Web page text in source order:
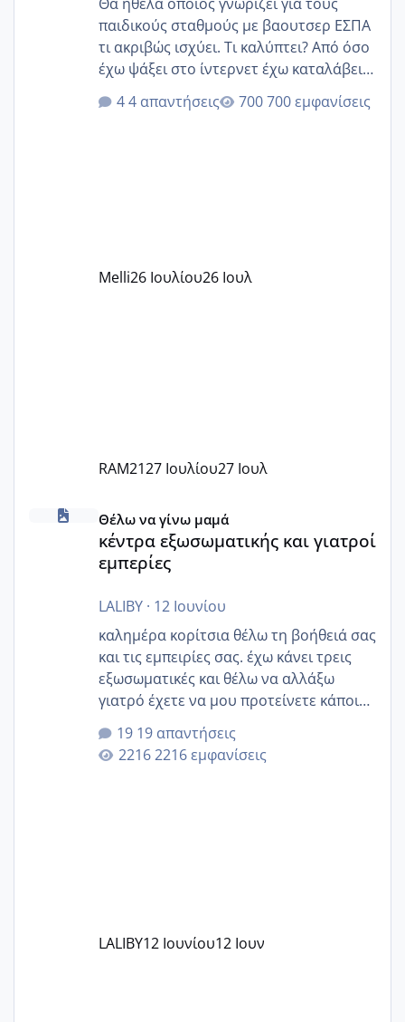
παιδικούς σταθμούς με βαουτσερ ΕΣΠΑ
τι ακριβώς ισχύει. Τι καλύπτει? Από όσο
έχω ψάξει στο ίντερνετ έχω καταλάβει
ότι το βαουτσερ καλύπτει όλα τα
δίδακτρα και τα τροφεια του ιδιωτικού
Εγώ πήγα σε έναν ιδιωτικό παιδικό στ
4 απαντήσεις 700 εμφανίσεις
Melli26 Ιουλίου26 Ιουλ
RAM2127 Ιουλίου27 Ιουλ
κέντρα εξωσωματικής και γιατροί εμπερίες
Θέλω να γίνω μαμά
κέντρα εξωσωματικής και γιατροί
εμπερίες
LALIBY· 12 Ιουνίου
καλημέρα κορίτσια θέλω τη βοήθειά σας
και τις εμπειρίες σας. έχω κάνει τρεις
εξωσωματικές και θέλω να αλλάξω
γιατρό έχετε να μου προτείνετε κάποιον
που μείνατε ευχαριστημένες και είχατε
επιιτυχία? έκανα στο υγεία με τον
ζερβομανωλάκη (δεν το εψαξε καθόλου
19 απαντήσεις
2216 εμφανίσεις
LALIBY12 Ιουνίου12 Ιουν